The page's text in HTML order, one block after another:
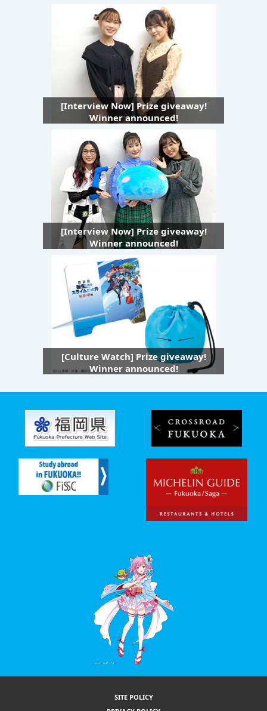
[Interview Now] Prize giveaway!
Winner announced!
[Interview Now] Prize giveaway!
Winner announced!
[Culture Watch] Prize giveaway!
Winner announced!
SITE POLICY